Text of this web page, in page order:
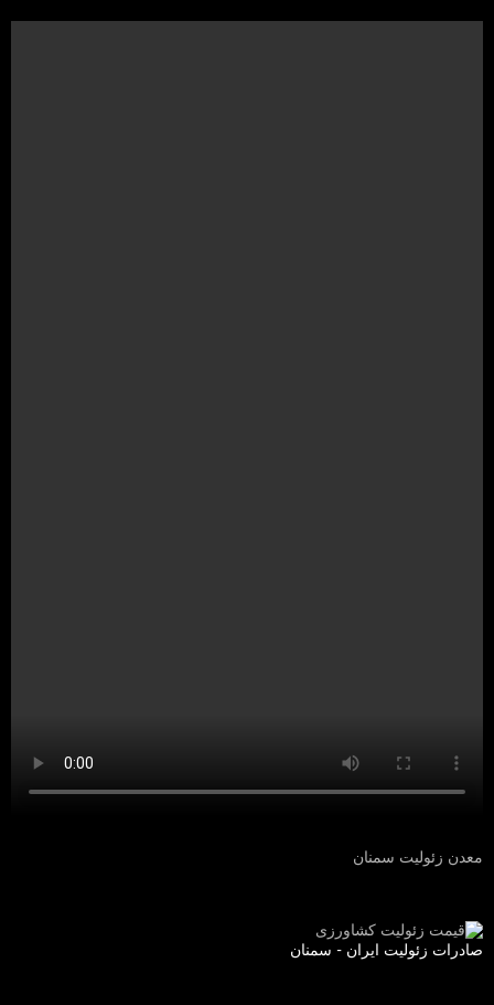
معدن زئولیت سمنان
صادرات زئولیت ایران - سمنان